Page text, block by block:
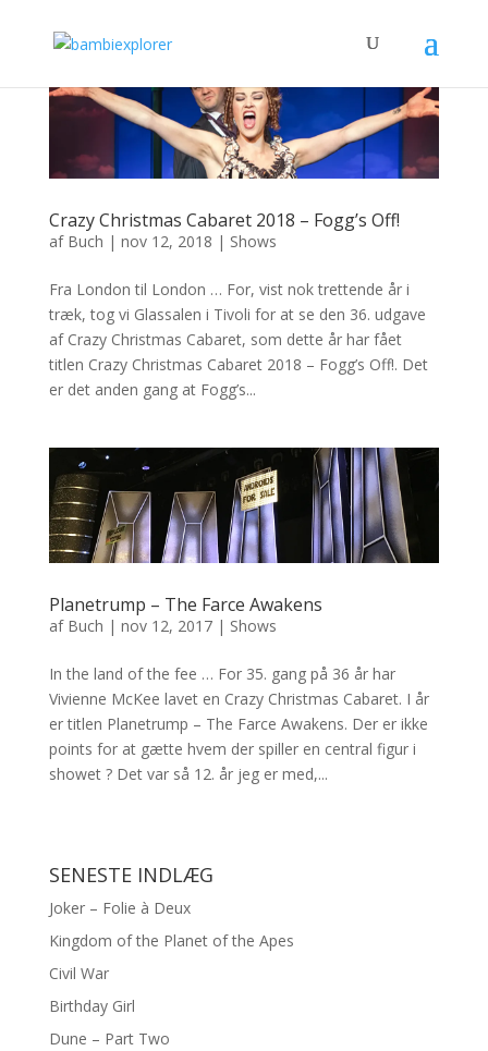
Crazy Christmas Cabaret 2018 – Fogg’s Off!
af Buch | nov 12, 2018 | Shows
Fra London til London … For, vist nok trettende år i
træk, tog vi Glassalen i Tivoli for at se den 36. udgave
af Crazy Christmas Cabaret, som dette år har fået
titlen Crazy Christmas Cabaret 2018 – Fogg’s Off!. Det
er det anden gang at Fogg’s...
Planetrump – The Farce Awakens
af Buch | nov 12, 2017| Shows
In the land of the fee … For 35. gang på 36 år har
Vivienne McKee lavet en Crazy Christmas Cabaret. I år
er titlen Planetrump – The Farce Awakens. Der er ikke
points for at gætte hvem der spiller en central figur i
showet ? Det var så 12. år jeg er med,...
SENESTE INDLÆG
Joker – Folie à Deux
Kingdom of the Planet of the Apes
Civil War
Birthday Girl
Dune – Part Two